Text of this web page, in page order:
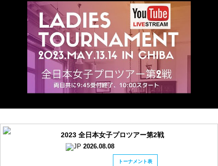
2023 全日本女子プロツアー第2戦
2026.08.08
トーナメント表